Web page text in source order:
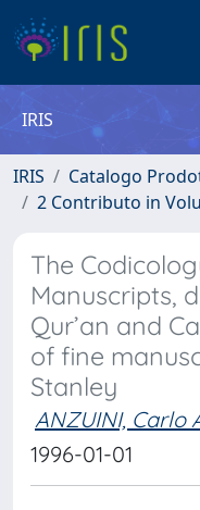
IRIS
IRIS
Catalogo
2 Contributo in
The
Manuscripts,
Qur’an and
of fine
Stanley
ANZUINI, Carlo
1996-01-01